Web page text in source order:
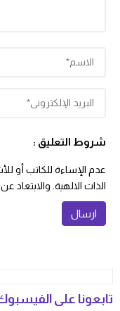
شروط التعليق :
عدم الإساءة للكاتب أو
الذات الالهية. والابتعاد
تابعونا على